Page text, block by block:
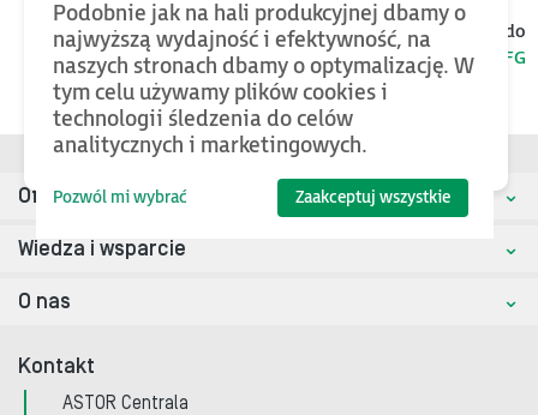
Jeśli chcesz znaleźć więcej plików oraz bazy wiedzy, wróć do
kategorii nadrzędnejAstraada HMI CFG
Oferta
Wiedza i wsparcie
O nas
Kontakt
ASTOR Centrala
Podobnie jak na hali produkcyjnej dbamy o
najwyższą wydajność i efektywność, na
naszych stronach dbamy o optymalizację. W
tym celu używamy plików cookies i
technologii śledzenia do celów
analitycznych i marketingowych.
Pozwól mi wybrać Zaakceptuj wszystkie